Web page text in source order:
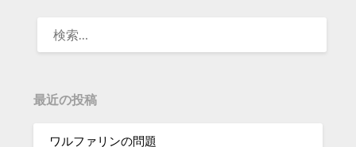
最近の投稿
ワルファリンの問題